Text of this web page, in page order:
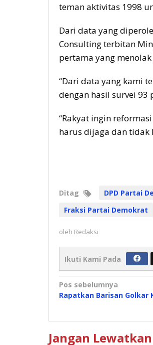
teman aktivitas 1998
Dari data yang
Consulting terbitan
pertama yang
“Dari data yang kami
dengan hasil survei
“Rakyat ingin
harus dijaga dan tidak
Ditag DPD Partai
Fraksi Partai Demokrat
oleh Redaksi
Ikuti Kami Pada
Navigasi
pos
Pos sebelumnya
Rapatkan Barisan
Jangan Lewatkan